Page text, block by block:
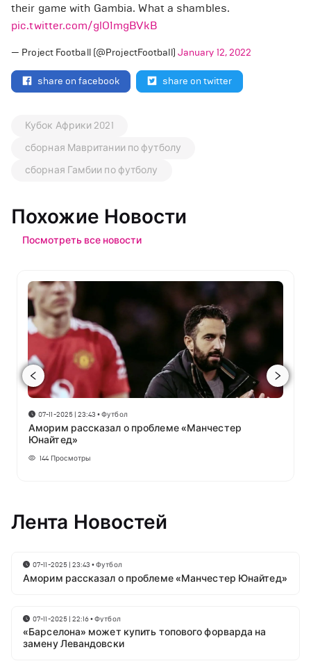
their game with Gambia. What a shambles.
pic.twitter.com/glO1mgBVkB
— Project Football (@ProjectFootball) January 12, 2022
share on facebook share on twitter
Кубок Африки 2021
сборная Мавритании по футболу
сборная Гамбии по футболу
Похожие Новости
Посмотреть все новости
07-11-2025 | 23:43 •Футбол
Аморим рассказал о проблеме «Манчестер
Юнайтед»
144 Просмотры
Лента Новостей
07-11-2025 | 23:43 •Футбол
Аморим рассказал о проблеме «Манчестер Юнайтед»
07-11-2025 | 22:16•Футбол
«Барселона» может купить топового форварда на
замену Левандовски